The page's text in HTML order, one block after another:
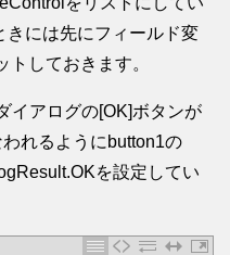
きには先にフィールド変
しておきます。
イアログの[OK]ボタンが
れるようにbutton1の
を設定してい